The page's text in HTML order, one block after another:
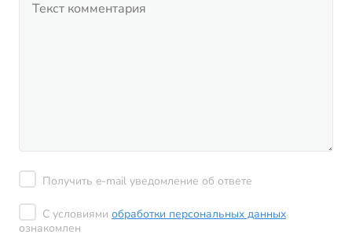
Получить e-mail уведомление об ответе
С условиями обработки персональных данных
ознакомлен